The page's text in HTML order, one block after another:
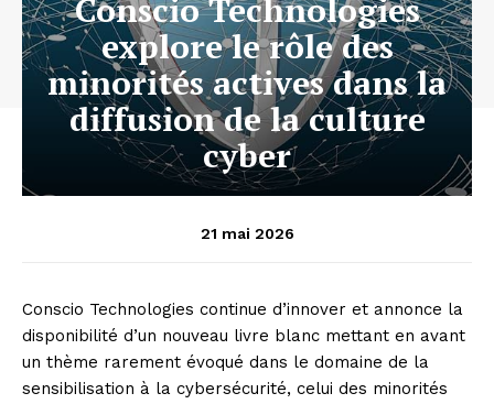
Conscio Technologies
explore le rôle des
minorités actives dans la
diffusion de la culture
cyber
21 mai 2026
Conscio Technologies continue d’innover et annonce la
disponibilité d’un nouveau livre blanc mettant en avant
un thème rarement évoqué dans le domaine de la
sensibilisation à la cybersécurité, celui des minorités